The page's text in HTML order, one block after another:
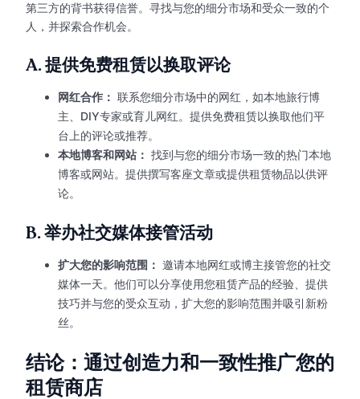
第三方的背书获得信誉。寻找与您的细分市场和受众一致的个
人，并探索合作机会。
A.提供免费租赁以换取评论
网红合作： 联系您细分市场中的网红，如本地旅行博
主、DIY专家或育儿网红。提供免费租赁以换取他们平
台上的评论或推荐。
本地博客和网站： 找到与您的细分市场一致的热门本地
博客或网站。提供撰写客座文章或提供租赁物品以供评
论。
B.举办社交媒体接管活动
扩大您的影响范围： 邀请本地网红或博主接管您的社交
媒体一天。他们可以分享使用您租赁产品的经验、提供
技巧并与您的受众互动，扩大您的影响范围并吸引新粉
丝。
结论：通过创造力和一致性推广您的
租赁商店